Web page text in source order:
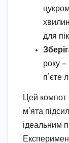
для
року —
п’єте
Цей компот
м’ята
ідеальним